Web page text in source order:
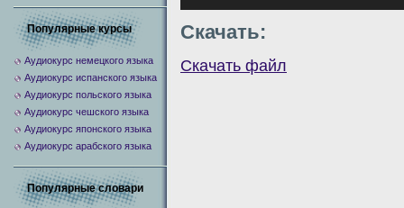
Скачать:
Скачать файл
Популярные курсы
Аудиокурс немецкого языка
Аудиокурс испанского языка
Аудиокурс польского языка
Аудиокурс чешского языка
Аудиокурс японского языка
Аудиокурс арабского языка
Популярные словари